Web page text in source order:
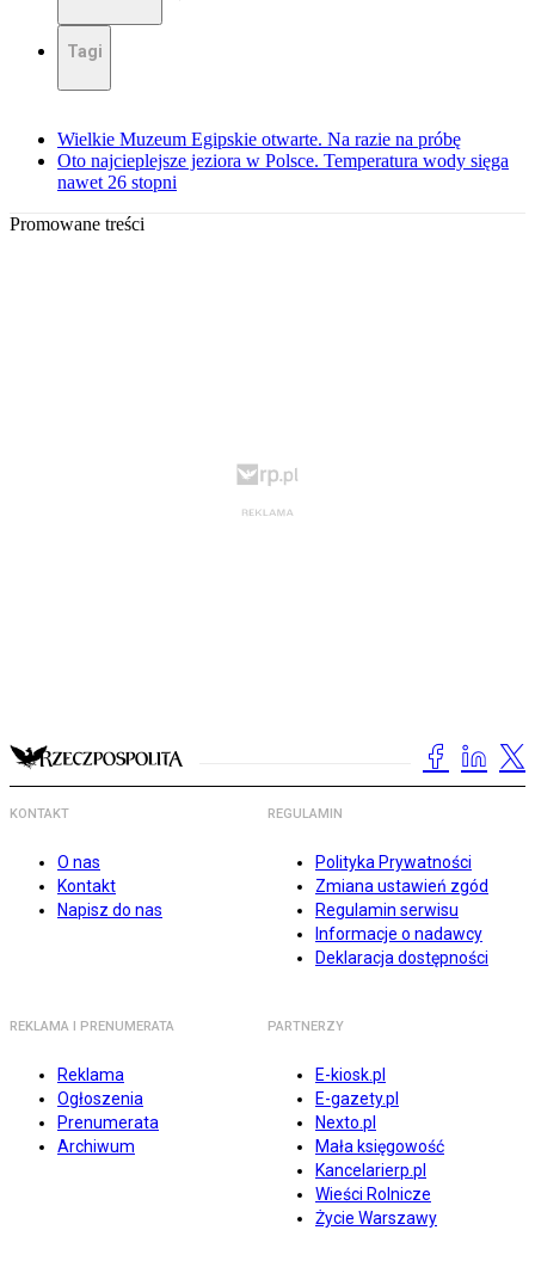
Tagi
Wielkie Muzeum Egipskie otwarte. Na razie na próbę
Oto najcieplejsze jeziora w Polsce. Temperatura wody sięga
nawet 26 stopni
Promowane treści
KONTAKT
O nas
Kontakt
Napisz do nas
REGULAMIN
Polityka Prywatności
Zmiana ustawień zgód
Regulamin serwisu
Informacje o nadawcy
Deklaracja dostępności
REKLAMA I PRENUMERATA
Reklama
Ogłoszenia
Prenumerata
Archiwum
PARTNERZY
E-kiosk.pl
E-gazety.pl
Nexto.pl
Mała księgowość
Kancelarierp.pl
Wieści Rolnicze
Życie Warszawy